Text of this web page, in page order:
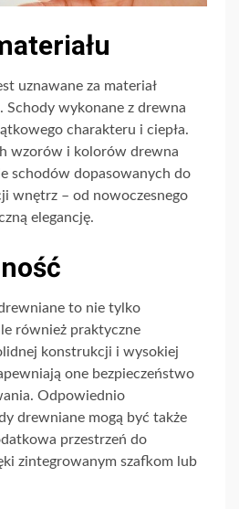
uznawane za materiał
Schody wykonane z drewna
charakteru i ciepła.
wzorów i kolorów drewna
schodów dopasowanych do
wnętrz – od nowoczesnego
elegancję.
to nie tylko
również praktyczne
konstrukcji i wysokiej
one bezpieczeństwo
Odpowiednio
drewniane mogą być także
przestrzeń do
zintegrowanym szafkom lub